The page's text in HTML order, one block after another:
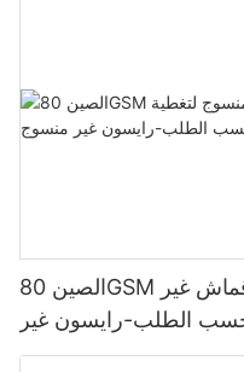
الصين 80GSM إبرة بيضاء اللون مثقوبة قماش غير
الطلب-رايسون غير
منسوج